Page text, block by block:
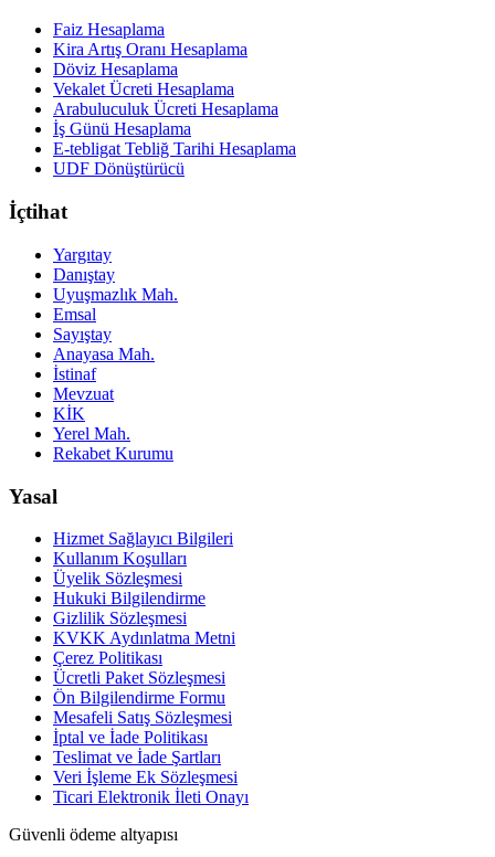
Faiz Hesaplama
Kira Artış Oranı Hesaplama
Döviz Hesaplama
Vekalet Ücreti Hesaplama
Arabuluculuk Ücreti Hesaplama
İş Günü Hesaplama
E-tebligat Tebliğ Tarihi Hesaplama
UDF Dönüştürücü
İçtihat
Yargıtay
Danıştay
Uyuşmazlık Mah.
Emsal
Sayıştay
Anayasa Mah.
İstinaf
Mevzuat
KİK
Yerel Mah.
Rekabet Kurumu
Yasal
Hizmet Sağlayıcı Bilgileri
Kullanım Koşulları
Üyelik Sözleşmesi
Hukuki Bilgilendirme
Gizlilik Sözleşmesi
KVKK Aydınlatma Metni
Çerez Politikası
Ücretli Paket Sözleşmesi
Ön Bilgilendirme Formu
Mesafeli Satış Sözleşmesi
İptal ve İade Politikası
Teslimat ve İade Şartları
Veri İşleme Ek Sözleşmesi
Ticari Elektronik İleti Onayı
Güvenli ödeme altyapısı